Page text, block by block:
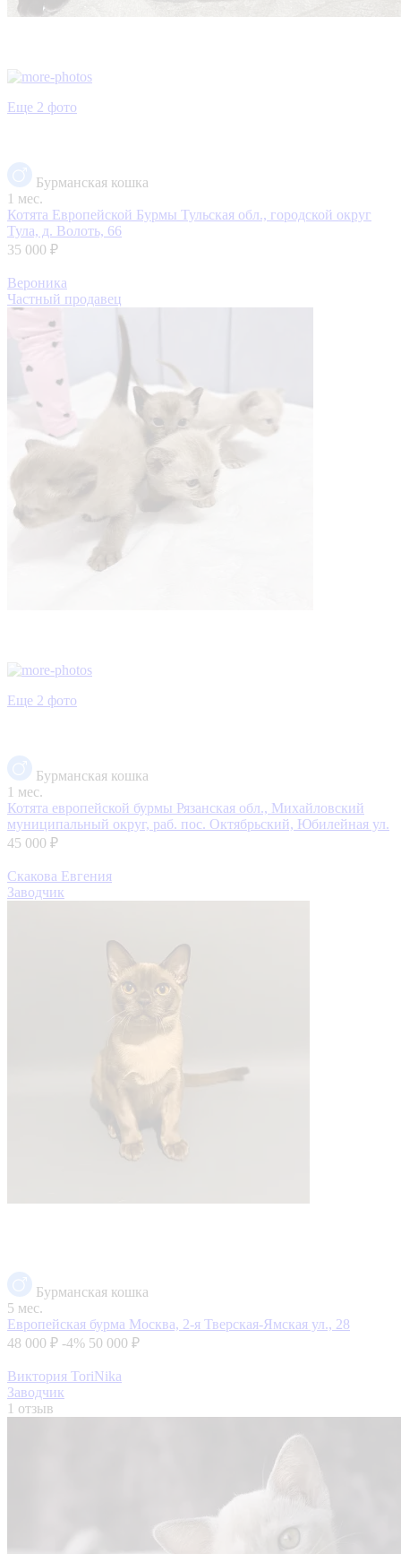
Еще 2 фото
Бурманская кошка
1 мес.
Котята Европейской Бурмы Тульская обл., городской округ
Тула, д. Волоть, 66
35 000 ₽
Вероника
Частный продавец
Еще 2 фото
Бурманская кошка
1 мес.
Котята европейской бурмы Рязанская обл., Михайловский
муниципальный округ, раб. пос. Октябрьский, Юбилейная ул.
45 000 ₽
Скакова Евгения
Заводчик
Бурманская кошка
5 мес.
Европейская бурма Москва, 2-я Тверская-Ямская ул., 28
48 000 ₽ -4% 50 000 ₽
Виктория ToriNika
Заводчик
1 отзыв